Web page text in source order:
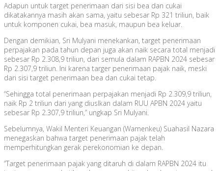
Adapun untuk target penerimaan dari sisi bea dan cukai
dikatakannya masih akan sama, yaitu sebesar Rp 321 triliun, baik
untuk komponen cukai, bea masuk, maupun bea keluar.
Dengan demikian, Sri Mulyani menekankan, target penerimaan
perpajakan pada tahun depan juga akan naik secara total menjadi
sebesar Rp 2.308,9 triliun, dari semula dalam RAPBN 2024 sebesar
Rp 2.307,9 triliun. Ini karena targer penerimaan pajak naik, meski
dari sisi target penerimaan bea dan cukai tetap.
“Sehingga total penerimaan perpajakan menjadi Rp 2.309,9 triliun,
naik Rp 2 triliun dari yang diuslkan dalam RUU APBN 2024 yaitu
sebesar Rp 2.307,9 triliun,” ungkap Sri Mulyani.
Sebelumnya, Wakil Menteri Keuangan (Wamenkeu) Suahasil Nazara
menegaskan bahwa target penerimaan pajak telah
memperhitungkan gerak perekonomian ke depan.
“Target penerimaan pajak yang ditaruh di dalam RAPBN 2024 itu